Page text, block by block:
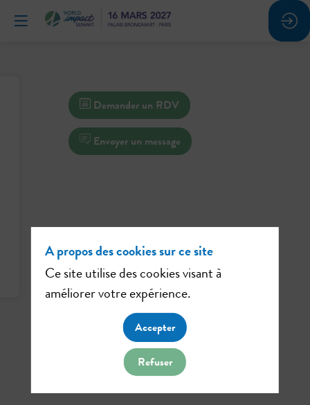
Demander un RDV
Envoyer un message
A propos des cookies sur ce site
Ce site utilise des cookies visant à
améliorer votre expérience.
Accepter
Refuser